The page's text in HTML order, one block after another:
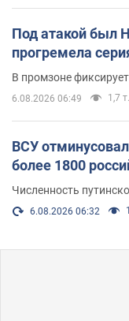
Под атакой был
прогремела
В промзоне
6.08.2026 06:49 1,7 т.
ВСУ
более 1800
Численность
6.08.2026 06:32